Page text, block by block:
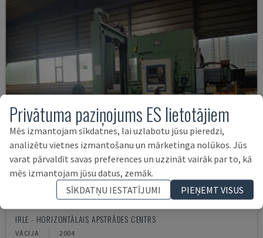
IRD 1600 CNC
IRLE - HORIZONTĀLAIS APSTRĀDES CENTRS
VĀCIJA 2004
Privātuma paziņojums ES lietotājiem
Mēs izmantojam sīkdatnes, lai uzlabotu jūsu pieredzi,
analizētu vietnes izmantošanu un mārketinga nolūkos. Jūs
varat pārvaldīt savas preferences un uzzināt vairāk par to, kā
mēs izmantojam jūsu datus, zemāk.
SĪKDATŅU IESTATĪJUMI
PIEŅEMT VISUS